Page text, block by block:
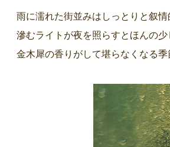
雨に濡れた街並みはしっとりと叙情
滲むライトが夜を照らすとほんの
金木犀の香りがして堪らなくなる季